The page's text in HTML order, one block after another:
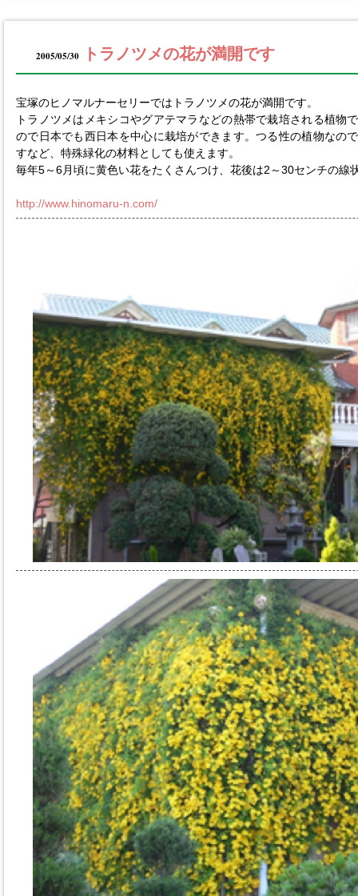
2005/05/30 トラノツメの花が満開です
宝塚のヒノマルナーセリーではトラノツメの花が満開です。
トラノツメはメキシコやグアテマラなどの熱帯で栽培される植物
ので日本でも西日本を中心に栽培ができます。つる性の植物なの
すなど、特殊緑化の材料としても使えます。
毎年5～6月頃に黄色い花をたくさんつけ、花後は2～30センチの線
http://www.hinomaru-n.com/